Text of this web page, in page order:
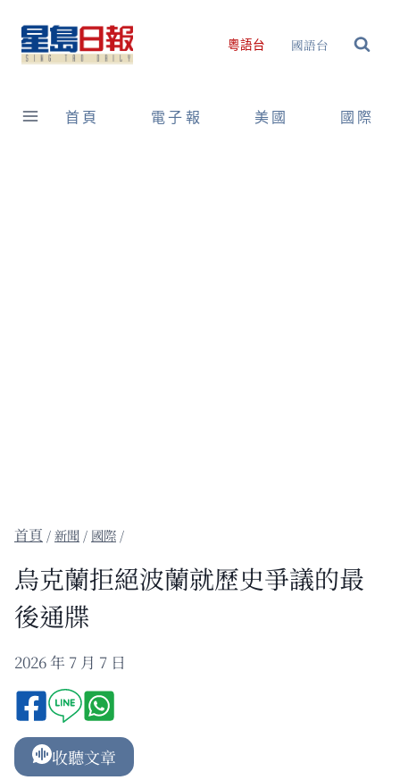
content
粵語台 國語台
首頁 電子報 美國 國際
/新聞 / 國際 /
烏克蘭拒絕波蘭就歷史爭議的最
後通牒
2026 年 7 月 7 日
收聽文章